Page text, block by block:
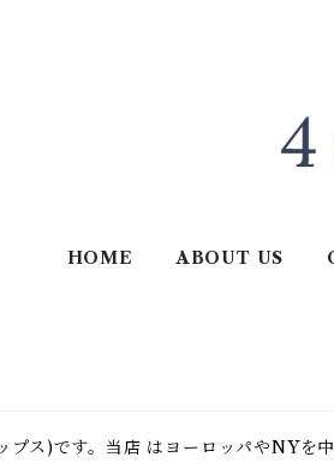
HOME ABOUT US
プス)です。当店 はヨーロッパやNYを